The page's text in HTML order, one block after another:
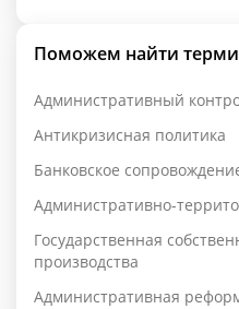
Поможем найти
Административный
Антикризисная политика
Банковское
Административно-
Государственная
производства
Административная